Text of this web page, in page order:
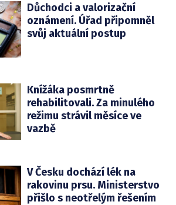
Důchodci a valorizační
oznámení. Úřad připomněl
svůj aktuální postup
Knížáka posmrtně
rehabilitovali. Za minulého
režimu strávil měsíce ve
vazbě
V Česku dochází lék na
rakovinu prsu. Ministerstvo
přišlo s neotřelým řešením